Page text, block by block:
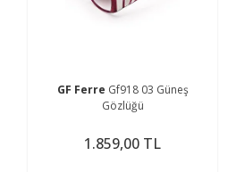
GF Ferre Gf918 03 Güneş
Gözlüğü
1.859,00 TL